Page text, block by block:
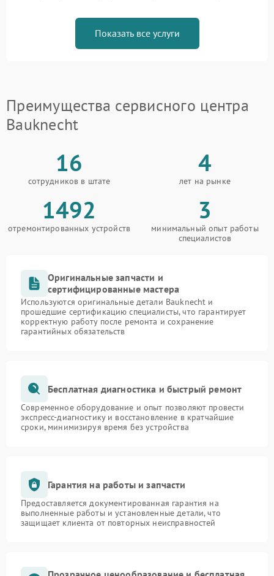
Показать все услуги
Преимущества сервисного центра
Bauknecht
16
сотрудников в штате
4
лет на рынке
1492
отремонтированных устройств
3
минимальный опыт работы
специалистов
Оригинальные запчасти и
сертифицированные мастера
Используются оригинальные детали Bauknecht и
прошедшие сертификацию специалисты, что гарантирует
корректную работу после ремонта и сохранение
гарантийных обязательств
Бесплатная диагностика и быстрый ремонт
Современное оборудование и опыт позволяют провести
экспресс-диагностику и восстановление в кратчайшие
сроки, минимизируя время без устройства
Гарантия на работы и запчасти
Предоставляется документированная гарантия на
выполненные работы и установленные детали, что
защищает клиента от повторных неисправностей